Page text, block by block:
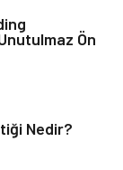
Ön
Nedir?